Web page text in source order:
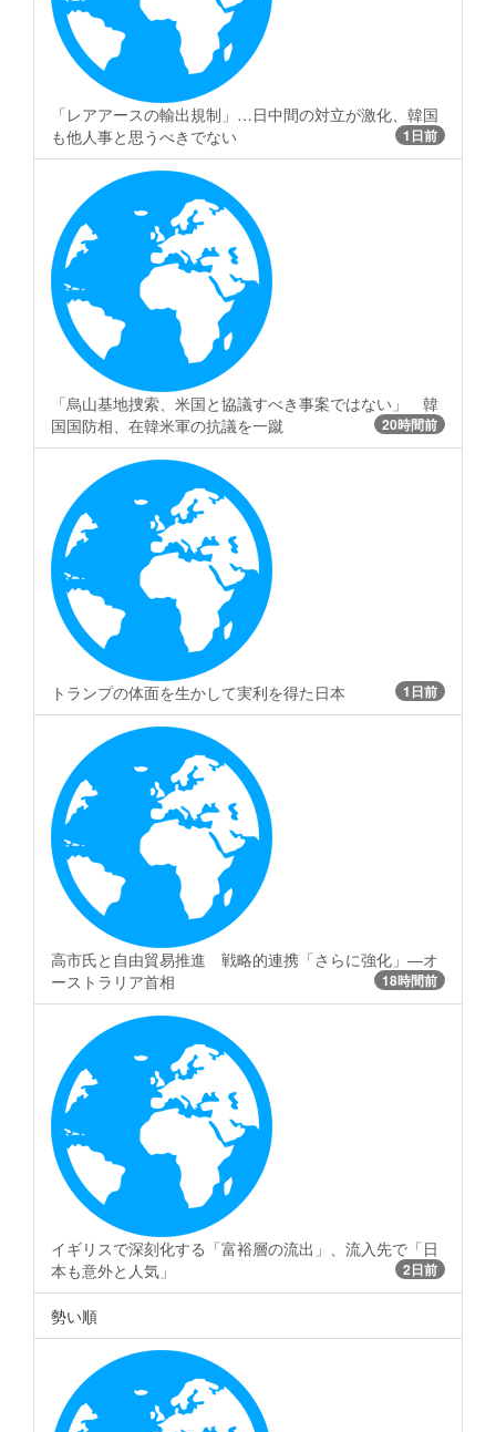
「レアアースの輸出規制」…日中間の対立が激化、韓国
も他人事と思うべきでない
1日前
「烏山基地捜索、米国と協議すべき事案ではない」 韓
国国防相、在韓米軍の抗議を一蹴
20時間前
トランプの体面を生かして実利を得た日本 1日前
高市氏と自由貿易推進 戦略的連携「さらに強化」―オ
ーストラリア首相
18時間前
イギリスで深刻化する「富裕層の流出」、流入先で「日
本も意外と人気」
2日前
勢い順